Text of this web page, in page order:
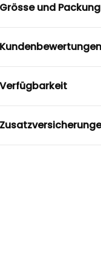
Grösse und Packung
Kundenbewertungen
Verfügbarkeit